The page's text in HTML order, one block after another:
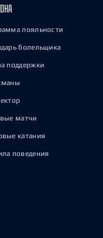
лояльности
болельщика
поддержки
матчи
катания
поведения